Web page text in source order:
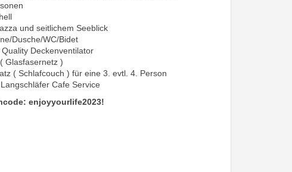
und seitlichem Seeblick
Dusche/WC/Bidet
Deckenventilator
Glasfasernetz )
( Schlafcouch ) für eine 3. evtl. 4. Person
Cafe Service
enjoyyourlife2023!